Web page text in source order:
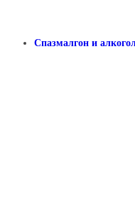
Спазмалгон и